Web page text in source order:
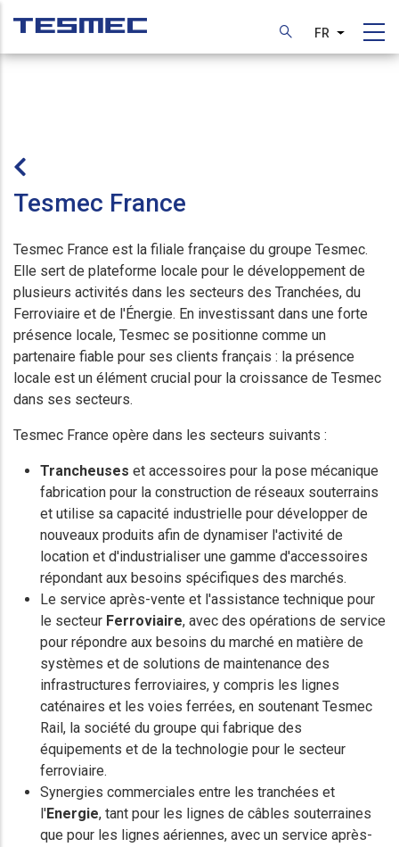
contenu
FR Lister les
Tesmec France
Tesmec France est la filiale française du groupe Tesmec.
Elle sert de plateforme locale pour le développement de
plusieurs activités dans les secteurs des Tranchées, du
Ferroviaire et de l'Énergie. En investissant dans une forte
présence locale, Tesmec se positionne comme un
partenaire fiable pour ses clients français : la présence
locale est un élément crucial pour la croissance de Tesmec
dans ses secteurs.
Tesmec France opère dans les secteurs suivants :
Trancheuses et accessoires pour la pose mécanique
fabrication pour la construction de réseaux souterrains
et utilise sa capacité industrielle pour développer de
nouveaux produits afin de dynamiser l'activité de
location et d'industrialiser une gamme d'accessoires
répondant aux besoins spécifiques des marchés.
Le service après-vente et l'assistance technique pour
le secteur Ferroviaire, avec des opérations de service
pour répondre aux besoins du marché en matière de
systèmes et de solutions de maintenance des
infrastructures ferroviaires, y compris les lignes
caténaires et les voies ferrées, en soutenant Tesmec
Rail, la société du groupe qui fabrique des
équipements et de la technologie pour le secteur
ferroviaire.
Synergies commerciales entre les tranchées et
l'Energie, tant pour les lignes de câbles souterraines
que pour les lignes aériennes, avec un service après-